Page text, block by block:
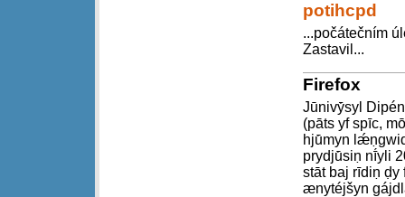
potihcpd
...počátečním
Zastavil...
Firefox
Jūnivȳ́syl
(pāts yf spīc,
hjū́myn
prydjū́siṇ nī́yli
stāt baj rīdiṇ ḍy
ænytéjšyn